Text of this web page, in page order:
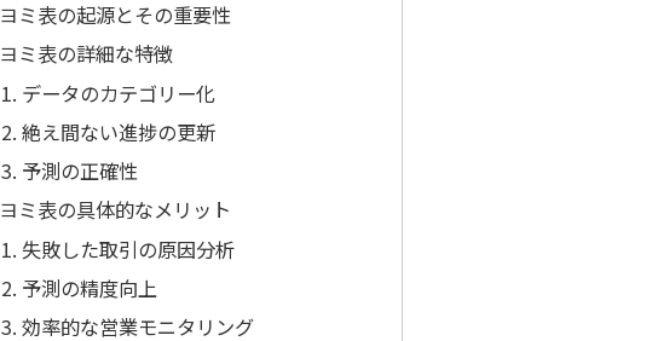
ヨミ表の起源とその重要性
ヨミ表の詳細な特徴
データのカテゴリー化
絶え間ない進捗の更新
予測の正確性
ヨミ表の具体的なメリット
失敗した取引の原因分析
予測の精度向上
効率的な営業モニタリング